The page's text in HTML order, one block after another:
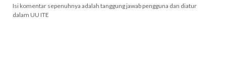
Isi komentar sepenuhnya adalah tanggung jawab pengguna dan diatur
dalam UU ITE